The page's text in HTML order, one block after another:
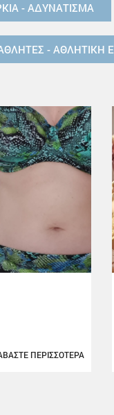
- ΑΔΥΝΑΤΙΣΜΑ
- ΑΘΛΗΤΙΚΗ
ΠΕΡΙΣΣΟΤΕΡΑ